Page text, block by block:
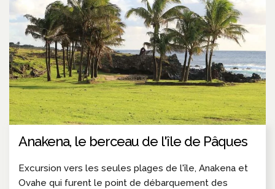
Anakena, le berceau de l'île de Pâques
Excursion vers les seules plages de l'île, Anakena et
Ovahe qui furent le point de débarquement des